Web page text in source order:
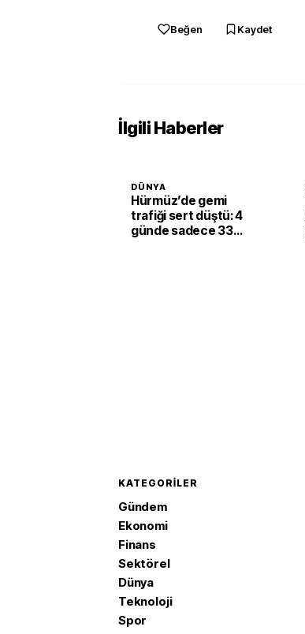
Beğen Kaydet
İlgili Haberler
DÜNYA
Hürmüz’de gemi
trafiği sert düştü: 4
günde sadece 33
KATEGORILER
Gündem
Ekonomi
Finans
Sektörel
Dünya
Teknoloji
Spor